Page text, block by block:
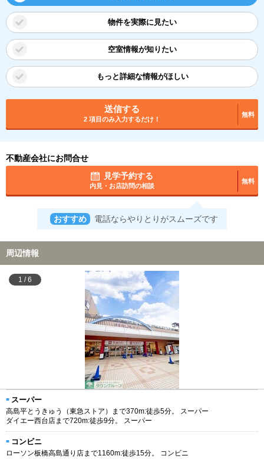
物件を実際に見たい
空室情報が知りたい
もっと詳細な情報がほしい
送信する
2 項目のみ入力するだけ！
無料
不動産会社にお問合せ
見学予約する
内見・お店訪問の相談
無料
おすすめ 電話ならやりとりがスムーズです
周辺情報
1 /6
スーパー
高島平とうきゅう（東急ストア）まで370m:徒歩5分。 スーパー
ダイエー西台店まで720m:徒歩9分。 スーパー
コンビニ
ローソン板橋高島通り店まで1160m:徒歩15分。 コンビニ